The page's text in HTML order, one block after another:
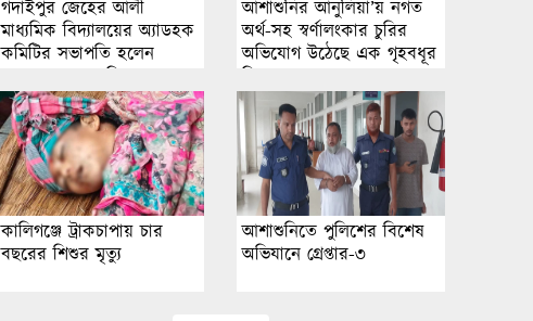
গদাইপুর জেহের আলী
মাধ্যমিক বিদ্যালয়ের অ্যাডহক
কমিটির সভাপতি হলেন
মাসুদুর রায়হান প্রিন্স
আশাশুনির আনুলিয়া’য় নগত
অর্থ-সহ স্বর্ণালংকার চুরির
অভিযোগ উঠেছে এক গৃহবধূর
বিরুদ্ধে ।
কালিগঞ্জে ট্রাকচাপায় চার
বছরের শিশুর মৃত্যু
আশাশুনিতে পুলিশের বিশেষ
অভিযানে গ্রেপ্তার-৩